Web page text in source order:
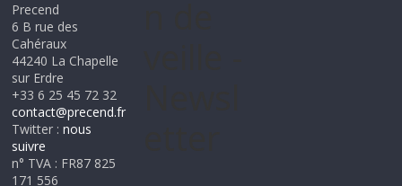
Precend
6 B rue des
Cahéraux
44240 La Chapelle
sur Erdre
+33 6 25 45 72 32
contact@precend.fr
Twitter :nous
suivre
n° TVA : FR87 825
171 556